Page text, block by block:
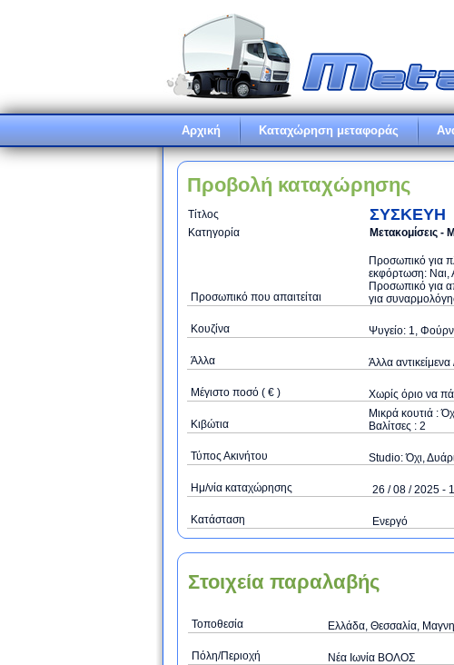
Αρχική Καταχώρηση μεταφοράς
Προβολή καταχώρησης
Τίτλος ΣΥΣΚΕΥΗ
Κατηγορία Μετακομίσεις -
Προσωπικό που απαιτείται
Προσωπικό για
εκφόρτωση: Ναι,
Προσωπικό για
για
Κουζίνα Ψυγείο: 1,
Άλλα Άλλα
Μέγιστο ποσό ( € ) Xωρίς όριο να
Κιβώτια
Μικρά κουτιά :
Βαλίτσες : 2
Τύπος Ακινήτου Studio: Όχι,
Ημ/νία καταχώρησης 26 / 08 / 2025 -
Κατάσταση Ενεργό
Στοιχεία παραλαβής
Τοποθεσία Ελλάδα, Θεσσαλία,
Πόλη/Περιοχή Νέα Ιωνία ΒΟΛΟΣ